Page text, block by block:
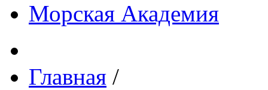
Морская Академия
Главная /